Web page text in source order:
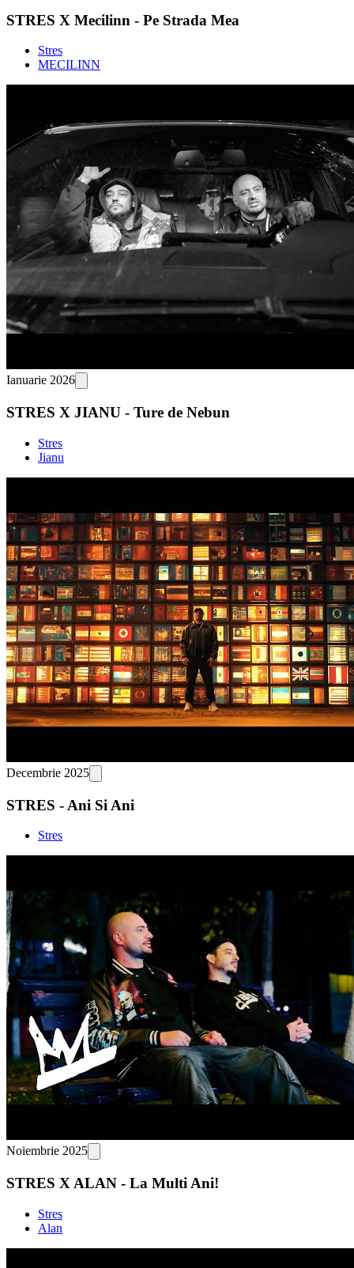
STRES X Mecilinn - Pe Strada Mea
Stres
MECILINN
Ianuarie 2026
STRES X JIANU - Ture de Nebun
Stres
Jianu
Decembrie 2025
STRES - Ani Si Ani
Stres
Noiembrie 2025
STRES X ALAN - La Multi Ani!
Stres
Alan